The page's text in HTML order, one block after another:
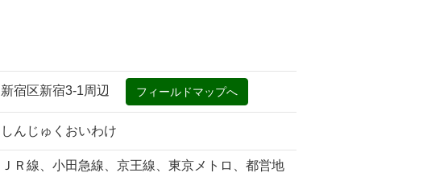
新宿区新宿3‐1周辺
しんじゅくおいわけ
ＪＲ線、小田急線、京王線、東京メトロ、都営地